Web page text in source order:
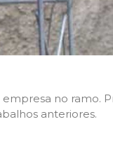
no ramo.
anteriores.